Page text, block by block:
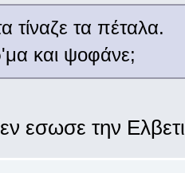
τίναζε τα πέταλα.
και ψοφάνε;
εσωσε την